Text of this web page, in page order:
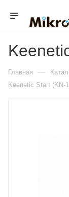
Главная —
Keenetic Start (KN-